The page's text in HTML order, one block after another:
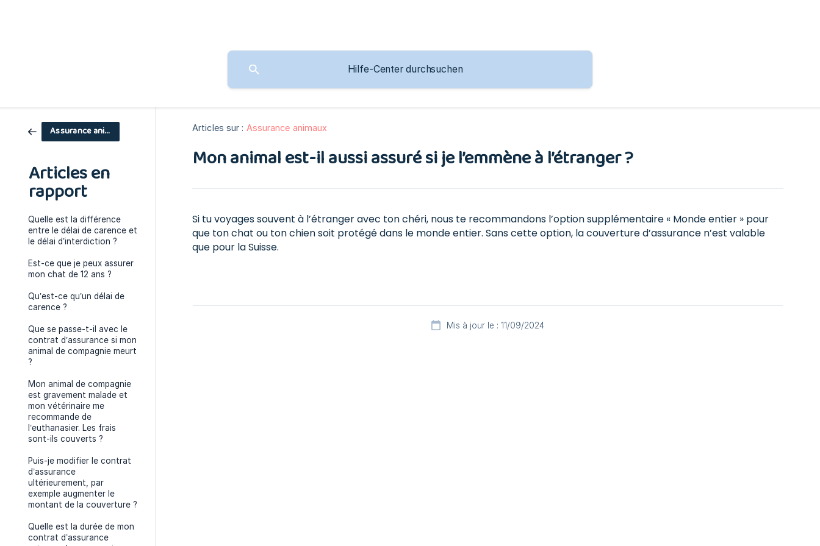
Assurance animaux
Articles en
rapport
Quelle est la différence
entre le délai de carence et
le délai d’interdiction ?
Est-ce que je peux assurer
mon chat de 12 ans ?
Qu’est-ce qu’un délai de
carence ?
Que se passe-t-il avec le
contrat d’assurance si mon
animal de compagnie meurt
?
Mon animal de compagnie
est gravement malade et
mon vétérinaire me
recommande de
l’euthanasier. Les frais
sont-ils couverts ?
Puis-je modifier le contrat
d’assurance
ultérieurement, par
exemple augmenter le
montant de la couverture ?
Quelle est la durée de mon
contrat d’assurance
Articles sur : Assurance animaux
Mon animal est-il aussi assuré si je l’emmène à l’étranger ?
Si tu voyages souvent à l’étranger avec ton chéri, nous te recommandons l’option supplémentaire « Monde entier » pour
que ton chat ou ton chien soit protégé dans le monde entier. Sans cette option, la couverture d’assurance n’est valable
que pour la Suisse.
Mis à jour le : 11/09/2024